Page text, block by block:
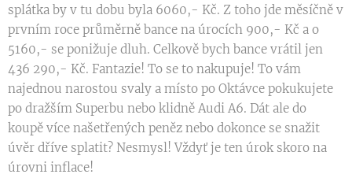
splátka by v tu dobu byla 6060,- Kč. Z toho jde měsíčně v
prvním roce průměrně bance na úrocích 900,- Kč a o
5160,- se ponižuje dluh. Celkově bych bance vrátil jen
436 290,- Kč. Fantazie! To se to nakupuje! To vám
najednou narostou svaly a místo po Oktávce pokukujete
po dražším Superbu nebo klidně Audi A6. Dát ale do
koupě více našetřených peněz nebo dokonce se snažit
úvěr dříve splatit? Nesmysl! Vždyť je ten úrok skoro na
úrovni inflace!